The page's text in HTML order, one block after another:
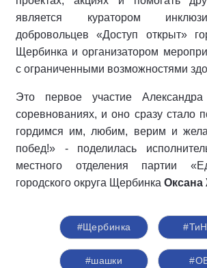
является куратором
добровольцев «Доступ открыт»
Щербинка и организатором
с ограниченными возможностями
Это первое участие
соревнованиях, и оно сразу стало
гордимся им, любим, верим и
побед!» - поделилась
местного отделения партии
городского округа Щербинка Оксана
#Щербинка
#шашки